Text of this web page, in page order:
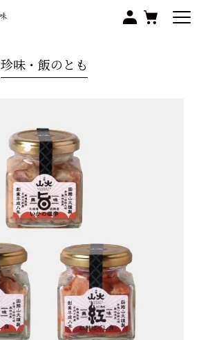
珍味・飯のとも